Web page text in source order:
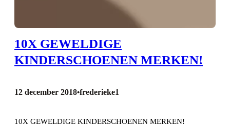
10X GEWELDIGE
KINDERSCHOENEN MERKEN!
12 december 2018•frederieke1
10X GEWELDIGE KINDERSCHOENEN MERKEN!